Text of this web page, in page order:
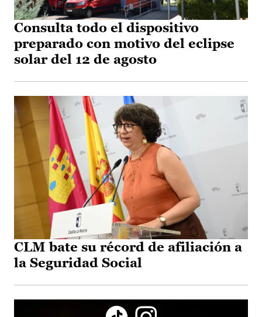
Consulta todo el dispositivo
preparado con motivo del eclipse
solar del 12 de agosto
CLM bate su récord de afiliación a
la Seguridad Social